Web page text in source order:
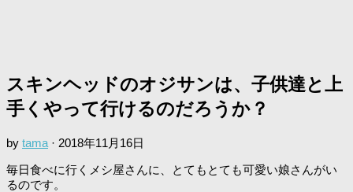
スキンヘッドのオジサンは、子供達と上
手くやって行けるのだろうか？
by tama · 2018年11月16日
毎日食べに行くメシ屋さんに、とてもとても可愛い娘さんがい
るのです。